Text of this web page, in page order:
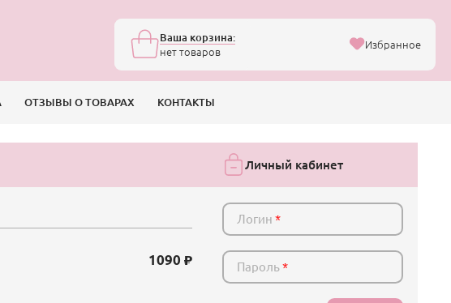
Ваша корзина:
нет товаров
Избранное
ОТЗЫВЫ О ТОВАРАХ КОНТАКТЫ
1090
Личный кабинет
Логин*
Пароль*